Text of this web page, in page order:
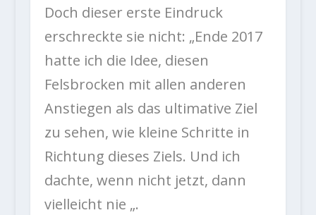
Doch dieser erste Eindruck
erschreckte sie nicht: „Ende 2017
hatte ich die Idee, diesen
Felsbrocken mit allen anderen
Anstiegen als das ultimative Ziel
zu sehen, wie kleine Schritte in
Richtung dieses Ziels. Und ich
dachte, wenn nicht jetzt, dann
vielleicht nie „.